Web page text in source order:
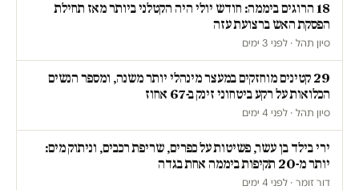
18 הרוגים ביממה: חודש יולי היה הקטלני ביותר מאז תחילת
הפסקת האש ברצועת עזה
סיון תהל · לפני 3 ימים
29 קטינים מוחזקים במעצר מינהלי יותר משנה, ומספר הנשים
הכלואות על רקע ביטחוני זינק ב-67 אחוז
סיון תהל · לפני 4 ימים
ירי בילד בן עשר, פשיטות על כפרים, שריפת רכבים, וניתוק מים:
יותר מ-20 תקיפות ביממה אחת בגדה
דור זומר · לפני 4 ימים